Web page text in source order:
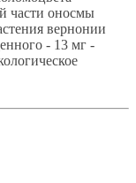
части оносмы
вернонии
- 13 мг -